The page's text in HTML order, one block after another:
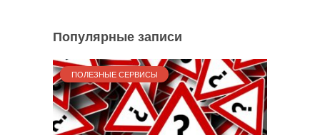
Популярные записи
ПОЛЕЗНЫЕ СЕРВИСЫ